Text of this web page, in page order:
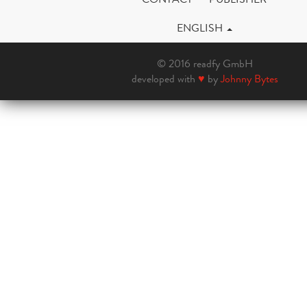
ENGLISH
© 2016 readfy GmbH
developed with ♥ byJohnny Bytes